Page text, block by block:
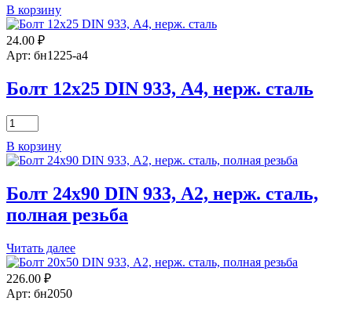
Болт
12х120
DIN
933,
нерж.
сталь,
резьба
В корзину
24.00 ₽
Арт: бн1225-а4
Болт 12х25 DIN 933, А4, нерж. сталь
Количество
товара
Болт
12х25
933,
А4,
нерж.
В корзину
Болт 24х90 DIN 933, А2, нерж. сталь,
полная резьба
Читать далее
226.00 ₽
Арт: бн2050